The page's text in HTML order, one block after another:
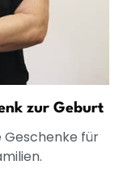
zur Geburt
Geschenke für